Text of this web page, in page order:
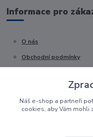
Informace pro
O nás
Obchodní podmínky
Náš e-shop a partneři
cookies, aby Vám mohli